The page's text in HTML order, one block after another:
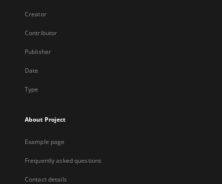
Creator
Contributor
Publisher
Date
Type
About Project
Example page
Frequently asked questions
Contact details